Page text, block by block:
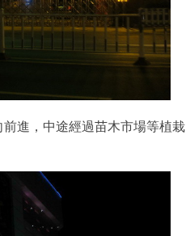
進，中途經過苗木市場等植栽